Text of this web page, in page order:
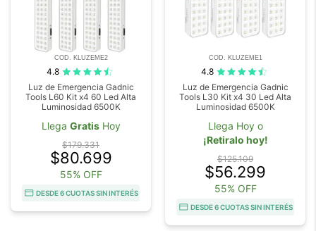
COD. KLUZEME2
4.8
Luz de Emergencia Gadnic
Tools L60 Kit x4 60 Led Alta
Luminosidad 6500K
Llega GratisHoy
$179.331
$80.699
55% OFF
DESDE 6 CUOTAS SIN INTERÉS
COD. KLUZEME1
4.8
Luz de Emergencia Gadnic
Tools L30 Kit x4 30 Led Alta
Luminosidad 6500K
Llega Hoy o
¡Retiralo hoy!
$125.109
$56.299
55% OFF
DESDE 6 CUOTAS SIN INTERÉS